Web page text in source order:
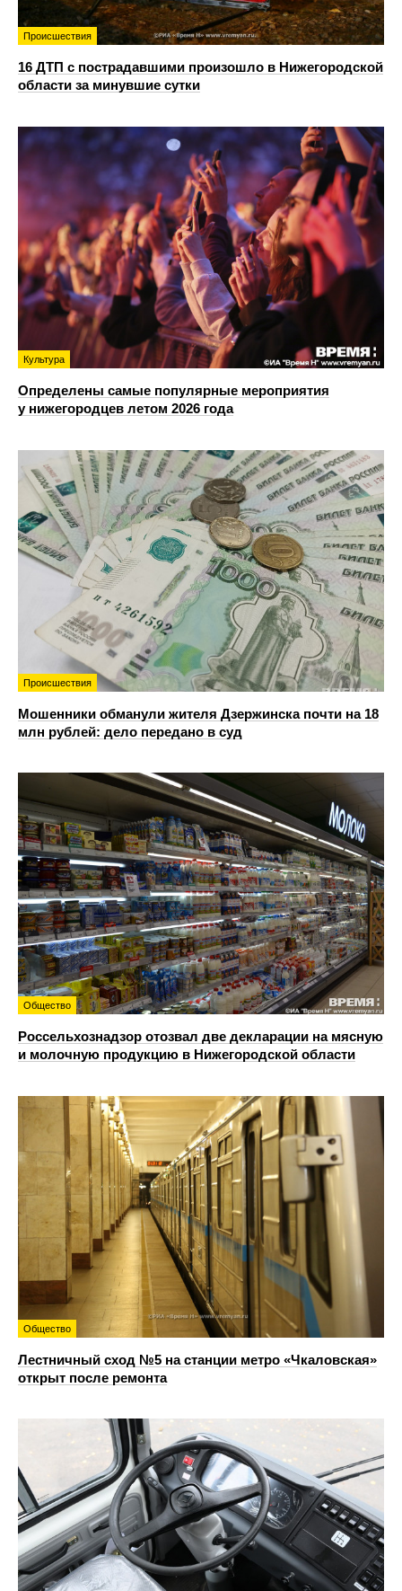
Происшествия
16 ДТП с пострадавшими произошло в Нижегородской
области за минувшие сутки
Культура
Определены самые популярные мероприятия
у нижегородцев летом 2026 года
Происшествия
Мошенники обманули жителя Дзержинска почти на 18
млн рублей: дело передано в суд
Общество
Россельхознадзор отозвал две декларации на мясную
и молочную продукцию в Нижегородской области
Общество
Лестничный сход №5 на станции метро «Чкаловская»
открыт после ремонта